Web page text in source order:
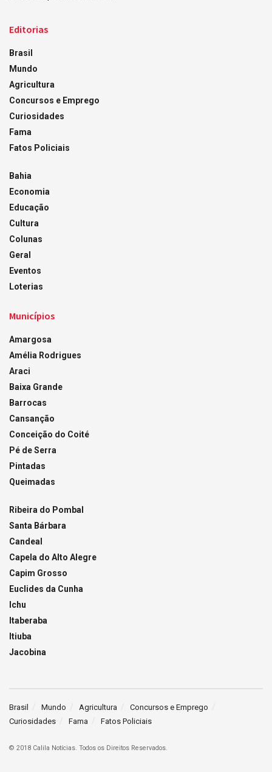
Editorias
Brasil
Mundo
Agricultura
Concursos e Emprego
Curiosidades
Fama
Fatos Policiais
Bahia
Economia
Educação
Cultura
Colunas
Geral
Eventos
Loterias
Municípios
Amargosa
Amélia Rodrigues
Araci
Baixa Grande
Barrocas
Cansanção
Conceição do Coité
Pé de Serra
Pintadas
Queimadas
Ribeira do Pombal
Santa Bárbara
Candeal
Capela do Alto Alegre
Capim Grosso
Euclides da Cunha
Ichu
Itaberaba
Itiuba
Jacobina
Brasil Mundo Agricultura
Concursos e Emprego
Curiosidades
Fama Fatos Policiais
© 2018 Calila Notícias. Todos os Direitos Reservados.